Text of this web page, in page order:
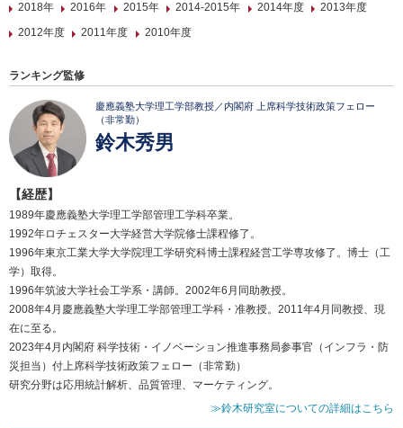
2018年
2016年 2015年 2014-2015年 2014年度
2013年度
2012年度
2011年度 2010年度
ランキング監修
慶應義塾大学理工学部教授／内閣府 上席科学技術政策フェロー
（非常勤）
鈴木秀男
【経歴】
1989年慶應義塾大学理工学部管理工学科卒業。
1992年ロチェスター大学経営大学院修士課程修了。
1996年東京工業大学大学院理工学研究科博士課程経営工学専攻修了。博士（工
学）取得。
1996年筑波大学社会工学系・講師。2002年6月同助教授。
2008年4月慶應義塾大学理工学部管理工学科・准教授。2011年4月同教授、現
在に至る。
2023年4月内閣府 科学技術・イノベーション推進事務局参事官（インフラ・防
災担当）付上席科学技術政策フェロー（非常勤）
研究分野は応用統計解析、品質管理、マーケティング。
≫鈴木研究室についての詳細はこちら